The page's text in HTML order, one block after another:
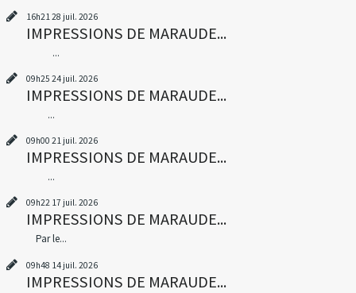
16h2128 juil. 2026
IMPRESSIONS DE MARAUDE...
...
09h25 24 juil. 2026
IMPRESSIONS DE MARAUDE...
...
09h00 21 juil. 2026
IMPRESSIONS DE MARAUDE...
...
09h22 17 juil. 2026
IMPRESSIONS DE MARAUDE...
Par le...
09h48 14 juil. 2026
IMPRESSIONS DE MARAUDE...